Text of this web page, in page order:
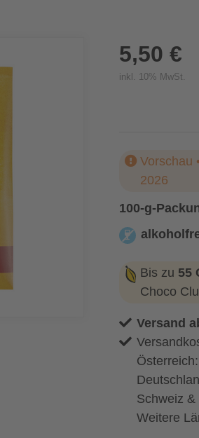
5,50 €
inkl. 10% MwSt.
Vorschau
2026
100-g-
Bis zu 55
Choco
Versand
Schweiz
Weitere